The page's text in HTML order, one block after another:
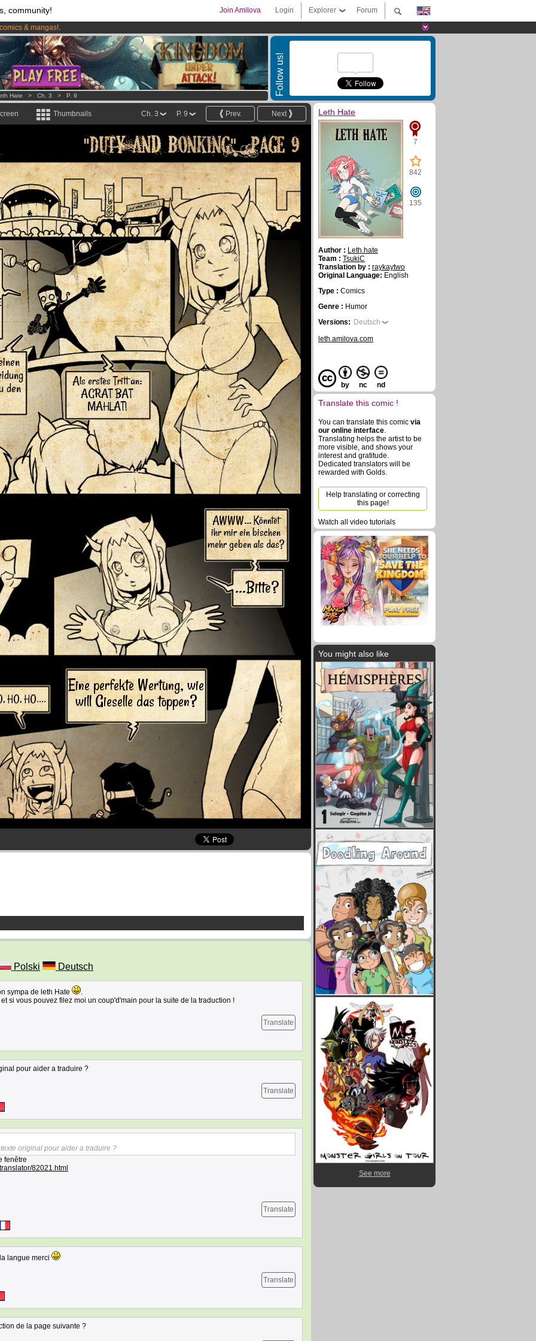
community! Forum
Explorer
Login
Join Amilova
comics & mangas!.
per month !Get membership now
Follow us!
Hate > Ch. 3 > P. 9
Thumbnails Next
Prev.
P. 9
Ch. 3
den
Als erstes Tritt an:
AGRAT BAT
MAHLAT!
AWWW... Könntet
ihr mir ein bischen
mehr geben als das?
...Bitte?
HO, HO....
Eine perfekte Wertung, wie
will Gieselle das toppen?
Polski Deutsch
sympa de leth Hate
.
si vous pouvez filez moi un coup'd'main pour la suite de la traduction !
Translate
pour aider a traduire ?
Translate
original pour aider a traduire ?
fenêtre
82021.html
Translate
langue merci
Translate
de la page suivante ?
Leth Hate
7
842
135
Author : Leth.hate
Team : TsukiC
Translation by : raykaytwo
Original Language: English
Type : Comics
Genre : Humor
Versions: Deutsch
leth.amilova.com
by nc nd
Translate this comic !
You can translate this comic via
our online interface.
Translating helps the artist to be
more visible, and shows your
interest and gratitude.
Dedicated translators will be
rewarded with Golds.
Help translating or correcting
this page!
Watch all video tutorials
You might also like
See more